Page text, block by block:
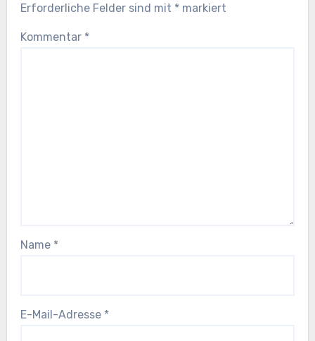
Erforderliche Felder sind mit * markiert
Kommentar *
Name *
E-Mail-Adresse *